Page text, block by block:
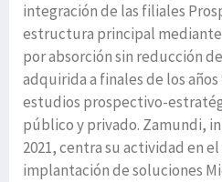
integración de las filiales
estructura principal
por absorción sin reducción
adquirida a finales de los
estudios prospectivo-
público y privado. Zamundi,
2021, centra su actividad en
implantación de soluciones